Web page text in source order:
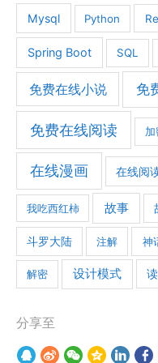
Mysql Python
Spring Boot SQL
免费在线小说 免
免费在线阅读
在线漫画 在线阅
我吃西红柿 故事
斗罗大陆 注解 神
解密 设计模式
分享至